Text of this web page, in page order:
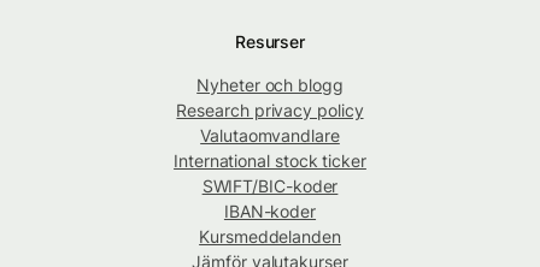
Resurser
Nyheter och blogg
Research privacy policy
Valutaomvandlare
International stock ticker
SWIFT/BIC-koder
IBAN-koder
Kursmeddelanden
Jämför valutakurser